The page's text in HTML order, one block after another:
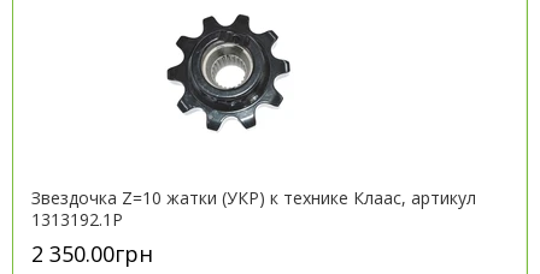
Звездочка Z=10 жатки (УКР) к технике Клаас, артикул
1313192.1P
2 350.00грн